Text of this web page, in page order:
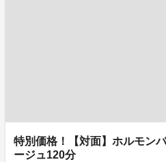
特別価格！【対面】ホルモン
ージュ120分